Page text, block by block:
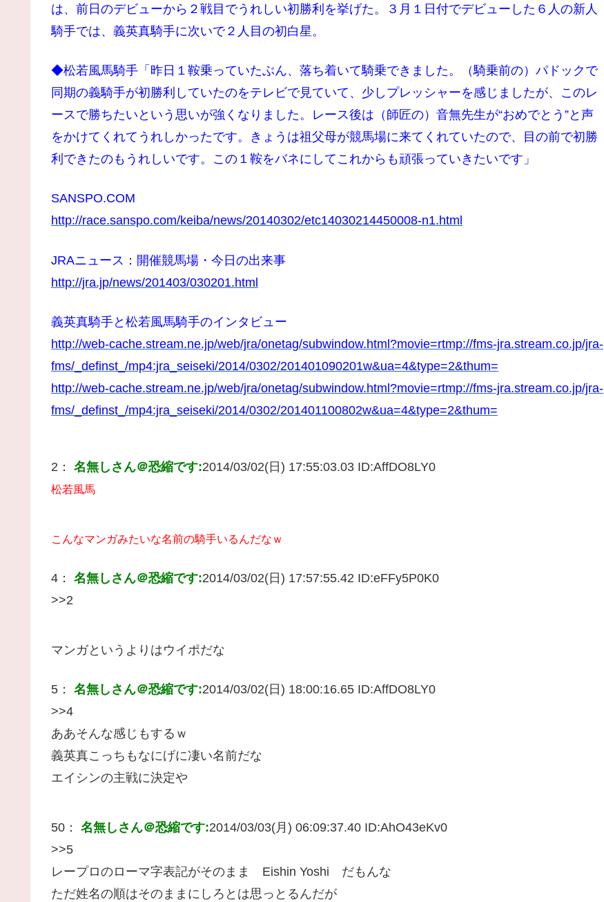
は、前日のデビューから２戦目でうれしい初勝利を挙げた。３月１日付でデビューした６人の新人
騎手では、義英真騎手に次いで２人目の初白星。
◆松若風馬騎手「昨日１鞍乗っていたぶん、落ち着いて騎乗できました。（騎乗前の）パドックで
同期の義騎手が初勝利していたのをテレビで見ていて、少しプレッシャーを感じましたが、このレ
ースで勝ちたいという思いが強くなりました。レース後は（師匠の）音無先生が“おめでとう”と声
をかけてくれてうれしかったです。きょうは祖父母が競馬場に来てくれていたので、目の前で初勝
利できたのもうれしいです。この１鞍をバネにしてこれからも頑張っていきたいです」
SANSPO.COM
http://race.sanspo.com/keiba/news/20140302/etc14030214450008-n1.html
JRAニュース：開催競馬場・今日の出来事
http://jra.jp/news/201403/030201.html
義英真騎手と松若風馬騎手のインタビュー
http://web-cache.stream.ne.jp/web/jra/onetag/subwindow.html?movie=rtmp://fms-jra.stream.co.jp/jra-
fms/_definst_/mp4:jra_seiseki/2014/0302/201401090201w&ua=4&type=2&thum=
http://web-cache.stream.ne.jp/web/jra/onetag/subwindow.html?movie=rtmp://fms-jra.stream.co.jp/jra-
fms/_definst_/mp4:jra_seiseki/2014/0302/201401100802w&ua=4&type=2&thum=
2： 名無しさん＠恐縮です:2014/03/02(日) 17:55:03.03 ID:AffDO8LY0
松若風馬
こんなマンガみたいな名前の騎手いるんだなｗ
4： 名無しさん＠恐縮です:2014/03/02(日) 17:57:55.42 ID:eFFy5P0K0
>>2
マンガというよりはウイポだな
5： 名無しさん＠恐縮です:2014/03/02(日) 18:00:16.65 ID:AffDO8LY0
>>4
ああそんな感じもするｗ
義英真こっちもなにげに凄い名前だな
エイシンの主戦に決定や
50： 名無しさん＠恐縮です:2014/03/03(月) 06:09:37.40 ID:AhO43eKv0
>>5
レープロのローマ字表記がそのまま Eishin Yoshi だもんな
ただ姓名の順はそのままにしろとは思っとるんだが